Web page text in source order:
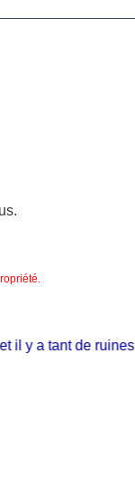
y a tant de ruines !